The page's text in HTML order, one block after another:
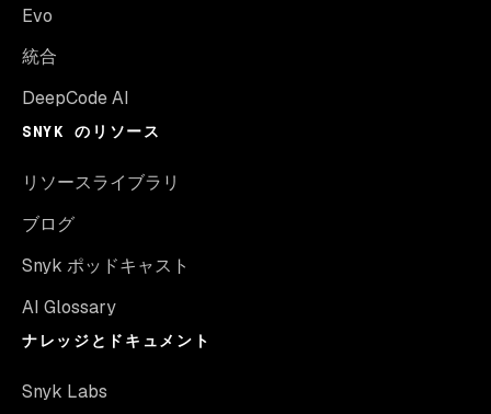
Evo
統合
DeepCode AI
SNYK のリソース
リソースライブラリ
ブログ
Snyk ポッドキャスト
AI Glossary
ナレッジとドキュメント
Snyk Labs